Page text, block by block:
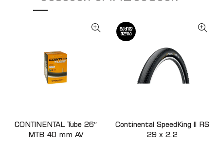
ᲙᲐᲚᲐᲗᲐᲨᲘ ᲓᲐᲛᲐᲢᲔᲑᲐ
CONTINENTAL Tube 26″
MTB 40 mm AV
ᲒᲐᲧᲘᲓ
ᲣᲚᲘᲐ
ᲕᲠᲪᲚᲐᲓ
Continental SpeedKing II RS
29 x 2.2